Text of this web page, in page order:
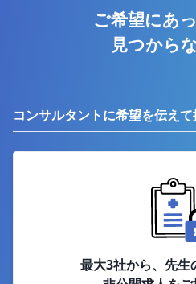
ご希望にあ
見つから
コンサルタントに希望を伝え
最大3社から、先生